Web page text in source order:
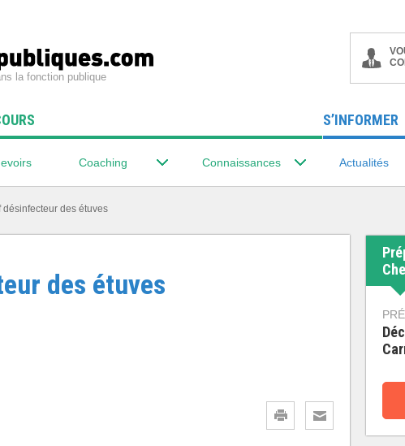
la fonction publique
Coaching Connaissances
S’INFORMER
Actualités
désinfecteur des étuves
des étuves